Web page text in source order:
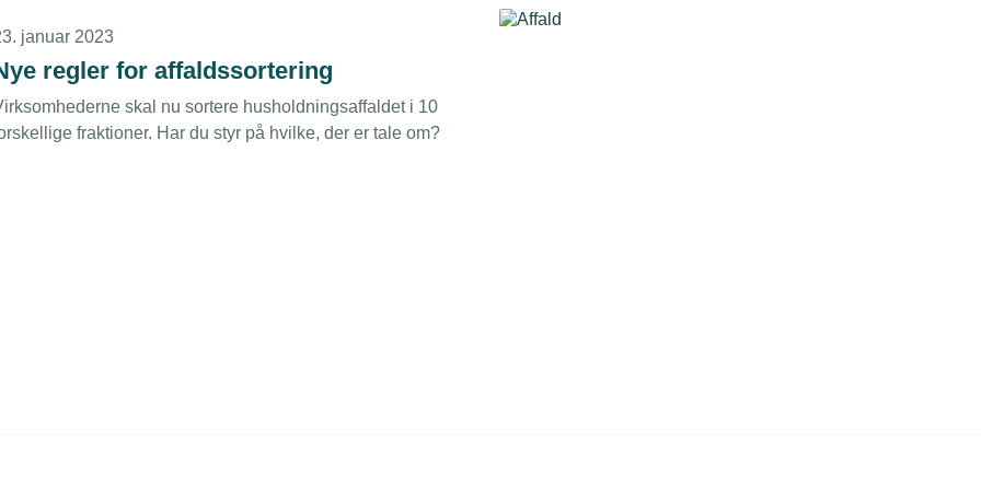
januar 2023
regler for affaldssortering
skal nu sortere husholdningsaffaldet i 10
fraktioner. Har du styr på hvilke, der er tale om?